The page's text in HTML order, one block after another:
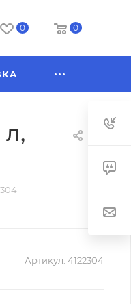
0 0
Артикул: 4122304